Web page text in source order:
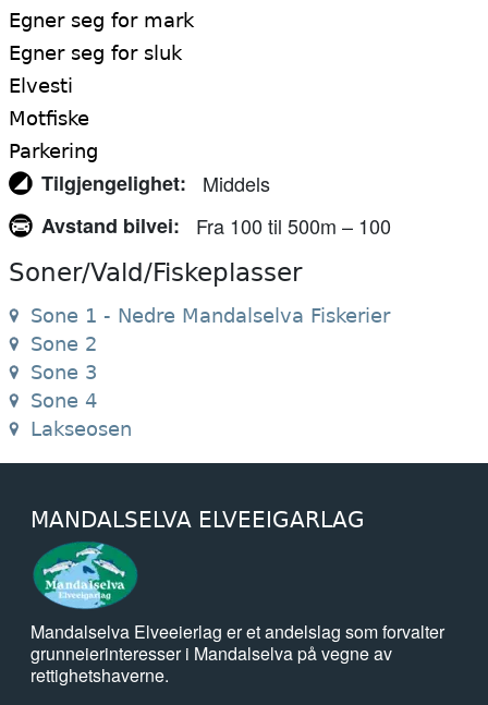
Egner seg for mark
Egner seg for sluk
Elvesti
Motfiske
Parkering
Tilgjengelighet
Middels
Avstand bilvei
Fra 100 til 500m – 100
Soner/Vald/Fiskeplasser
Sone 1 - Nedre Mandalselva Fiskerier
Sone 2
Sone 3
Sone 4
Lakseosen
MANDALSELVA ELVEEIGARLAG
Mandalselva Elveeierlag er et andelslag som forvalter
grunneierinteresser i Mandalselva på vegne av
rettighetshaverne.